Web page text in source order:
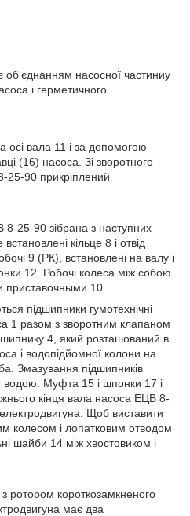
насосної частиниу
і герметичного
осі вала 11 і за допомогою
(16) насоса. Зі зворотного
25-90 прикріплений
8-25-90 зібрана з наступних
кільце 8 і отвід
9 (РК), встановлені на валу і
12. Робочі колеса між собою
приставочными 10.
підшипники гумотехнічні
1 разом з зворотним клапаном
4, який розташований в
і водопідйомної колони на
Змазування підшипників
водою. Муфта 15 і шпонки 17 і
кінця вала насоса ЕЦВ 8-
Щоб виставити
колесом і лопатковим отводом
шайби 14 між хвостовиком і
ротором короткозамкненого
має два